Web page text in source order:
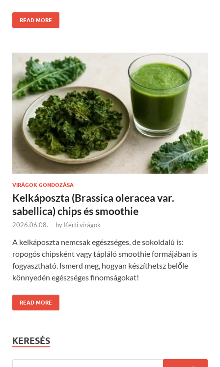
READ MORE
VIRÁGOK GONDOZÁSA
Kelkáposzta (Brassica oleracea var.
sabellica) chips és smoothie
2026.06.08. - by Kerti virágok
A kelkáposzta nemcsak egészséges, de sokoldalú is:
ropogós chipsként vagy tápláló smoothie formájában is
fogyasztható. Ismerd meg, hogyan készíthetsz belőle
könnyedén egészséges finomságokat!
READ MORE
KERESÉS